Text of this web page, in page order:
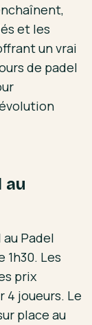
et les
un vrai
de padel
au
Padel
1h30. Les
prix
4 joueurs. Le
place au